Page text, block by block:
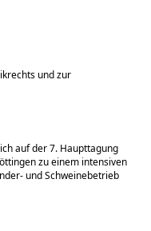
und zur
auf der 7. Haupttagung
zu einem intensiven
und Schweinebetrieb